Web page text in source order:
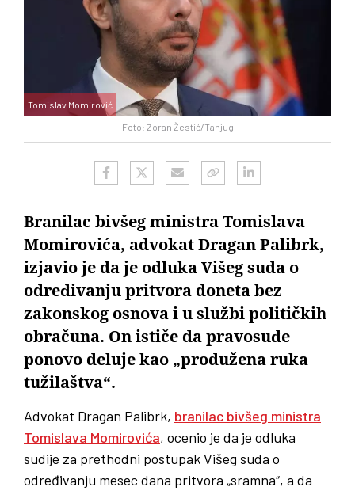
Foto: Zoran Žestić/Tanjug
Tomislav Momirović
Branilac bivšeg ministra Tomislava
Momirovića, advokat Dragan Palibrk,
izjavio je da je odluka Višeg suda o
određivanju pritvora doneta bez
zakonskog osnova i u službi političkih
obračuna. On ističe da pravosuđe
ponovo deluje kao „produžena ruka
tužilaštva“.
Advokat Dragan Palibrk, branilac bivšeg ministra
Tomislava Momirovića, ocenio je da je odluka
sudije za prethodni postupak Višeg suda o
određivanju mesec dana pritvora „sramna“, a da